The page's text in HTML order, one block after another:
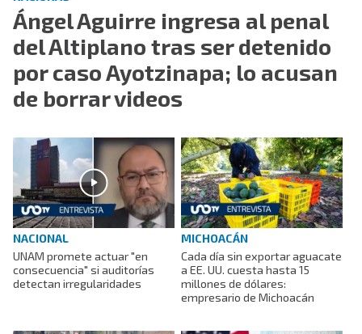
Ángel Aguirre ingresa al penal
del Altiplano tras ser detenido
por caso Ayotzinapa; lo acusan
de borrar videos
NACIONAL
UNAM promete actuar "en
consecuencia" si auditorías
detectan irregularidades
MICHOACÁN
Cada día sin exportar aguacate
a EE. UU. cuesta hasta 15
millones de dólares:
empresario de Michoacán